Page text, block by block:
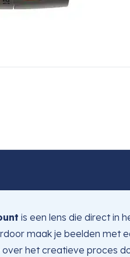
is een lens die direct in
maak je beelden
het creatieve proces